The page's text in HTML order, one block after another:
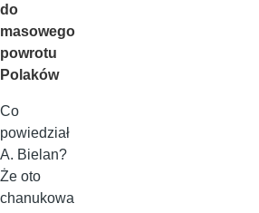
do
masowego
powrotu
Polaków
Co
powiedział
A. Bielan?
Że oto
chanukowa